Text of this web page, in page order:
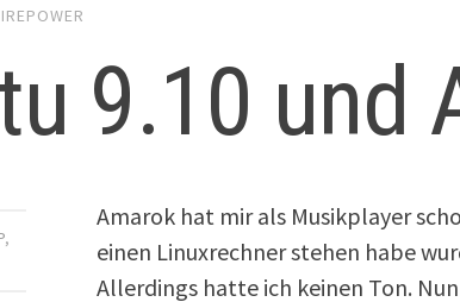
9.10 und
,
Amarok hat mir als Musikplayer
einen Linuxrechner stehen habe
Allerdings hatte ich keinen Ton.